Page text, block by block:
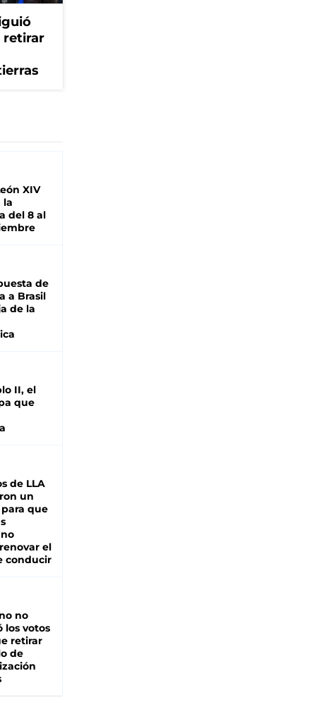
retirar
XIV
la
del 8 al
de
a Brasil
de la
II, el
que
de LLA
un
que
el
conducir
no
los votos
retirar
de